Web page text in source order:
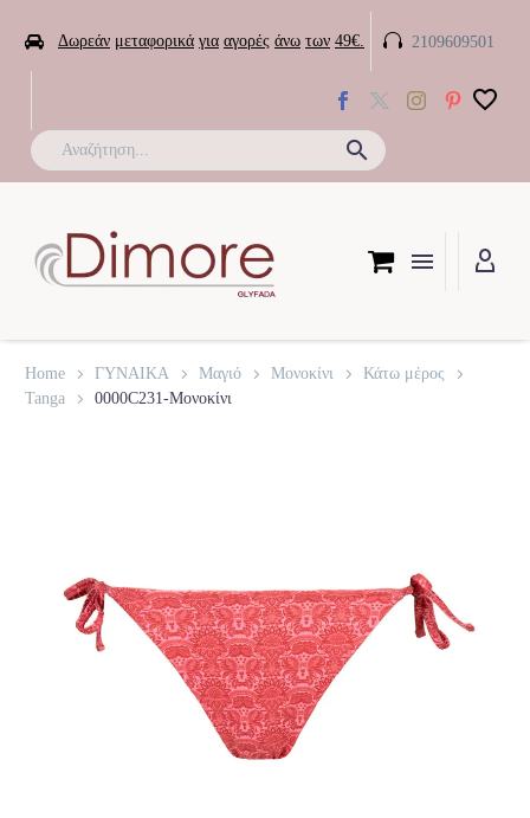
 Δωρεάν μεταφορικά για αγορές άνω των 49€. 
 2109609501
Home ΓΥΝΑΙΚΑ Μαγιό Μονοκίνι
Κάτω μέρος
Tanga
0000C231-Μονοκίνι